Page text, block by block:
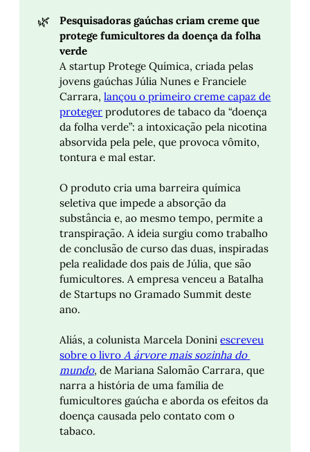
🌿
Pesquisadoras gaúchas criam creme que
protege fumicultores da doença da folha
verde
A startup Protege Química, criada pelas
jovens gaúchas Júlia Nunes e Franciele
Carrara,lançou o primeiro creme capaz de
proteger produtores de tabaco da “doença
da folha verde”: a intoxicação pela nicotina
absorvida pela pele, que provoca vômito,
tontura e mal estar.
O produto cria uma barreira química
seletiva que impede a absorção da
substância e, ao mesmo tempo, permite a
transpiração. A ideia surgiu como trabalho
de conclusão de curso das duas, inspiradas
pela realidade dos pais de Júlia, que são
fumicultores. A empresa venceu a Batalha
de Startups no Gramado Summit deste
ano.
Aliás, a colunista Marcela Doniniescreveu
sobre o livro A árvore mais sozinha do
mundo, de Mariana Salomão Carrara, que
narra a história de uma família de
fumicultores gaúcha e aborda os efeitos da
doença causada pelo contato com o
tabaco.